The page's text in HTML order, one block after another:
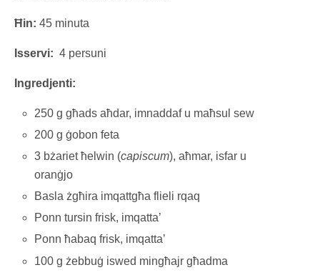
Ħin: 45 minuta
Isservi: 4 persuni
Ingredjenti:
250 g għads aħdar, imnaddaf u maħsul sew
200 g ġobon feta
3 bżariet ħelwin (capiscum), aħmar, isfar u
oranġjo
Basla żgħira imqattgħa flieli rqaq
Ponn tursin frisk, imqatta’
Ponn ħabaq frisk, imqatta’
100 g żebbuġ iswed mingħajr għadma